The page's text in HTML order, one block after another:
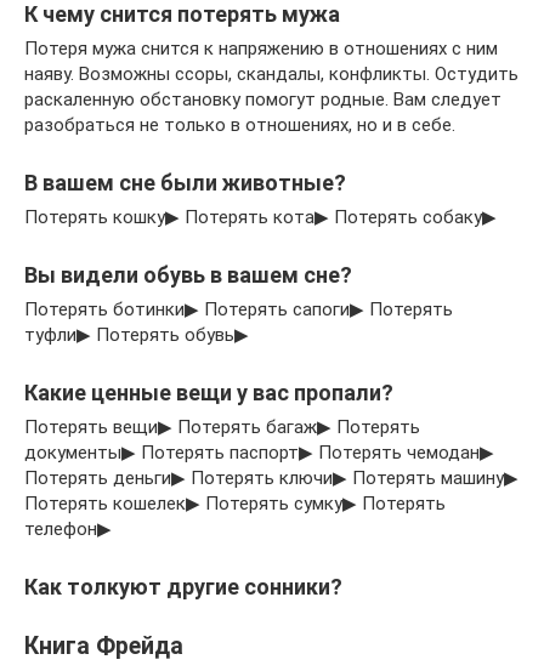
К чему снится потерять мужа
Потеря мужа снится к напряжению в отношениях с ним
наяву. Возможны ссоры, скандалы, конфликты. Остудить
раскаленную обстановку помогут родные. Вам следует
разобраться не только в отношениях, но и в себе.
В вашем сне были животные?
Потерять кошку▶ Потерять кота▶ Потерять собаку▶
Вы видели обувь в вашем сне?
Потерять ботинки▶ Потерять сапоги▶ Потерять
туфли▶ Потерять обувь▶
Какие ценные вещи у вас пропали?
Потерять вещи▶ Потерять багаж▶ Потерять
документы▶ Потерять паспорт▶ Потерять чемодан▶
Потерять деньги▶ Потерять ключи▶ Потерять машину▶
Потерять кошелек▶ Потерять сумку▶ Потерять
телефон▶
Как толкуют другие сонники?
Книга Фрейда